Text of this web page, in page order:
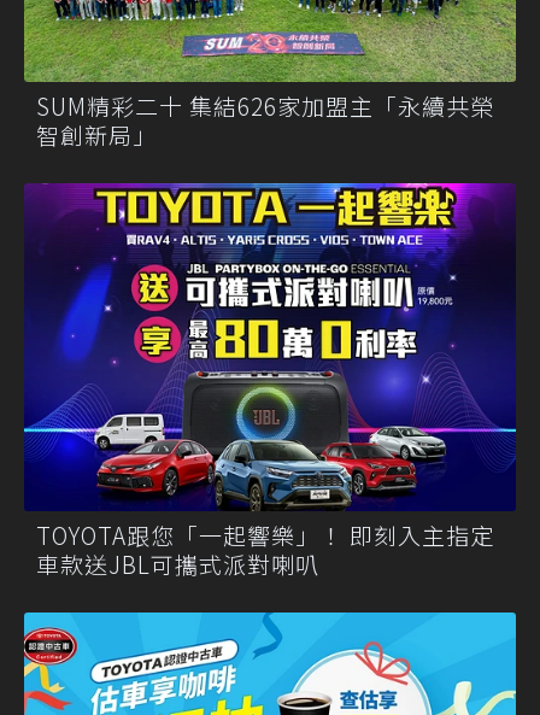
SUM精彩二十 集結626家加盟主「永續共榮
智創新局」
TOYOTA跟您「一起響樂」！ 即刻入主指定
車款送JBL可攜式派對喇叭